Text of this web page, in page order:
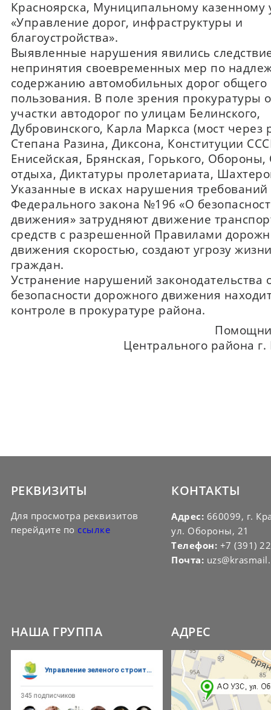
Красноярска, Муниципальному
«Управление дорог, инфраструктуры и
благоустройства».
Выявленные нарушения явились
непринятия своевременных мер по
содержанию автомобильных дорог общего
пользования. В поле зрения прокуратуры
участки автодорог по улицам Белинского,
Дубровинского, Карла Маркса (мост через
Степана Разина, Диксона, Конституции
Енисейская, Брянская, Горького, Обороны,
отдыха, Диктатуры пролетариата,
Указанные в исках нарушения требований
Федерального закона №196 «О
движения» затрудняют движение
средств с разрешенной Правилами
движения скоростью, создают угрозу
граждан.
Устранение нарушений законодательства
безопасности дорожного движения
контроле в прокуратуре района.
Центрального района г.
РЕКВИЗИТЫ
Для просмотра реквизитов
перейдите по ссылке
КОНТАКТЫ
Адрес: 660099, г.
ул. Обороны, 21
Телефон: +7 (391)
Почта:
НАША ГРУППА АДРЕС